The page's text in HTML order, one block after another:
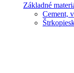
Základné
Cement,